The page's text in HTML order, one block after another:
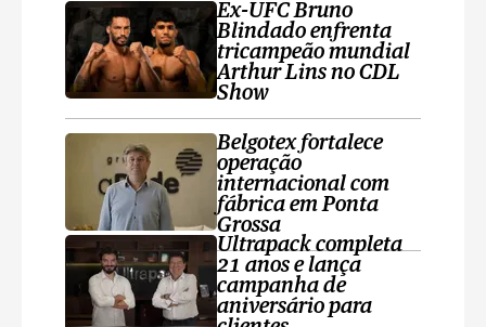
Ex-UFC Bruno
Blindado enfrenta
tricampeão mundial
Arthur Lins no CDL
Show
Belgotex fortalece
operação
internacional com
fábrica em Ponta
Grossa
Ultrapack completa
21 anos e lança
campanha de
aniversário para